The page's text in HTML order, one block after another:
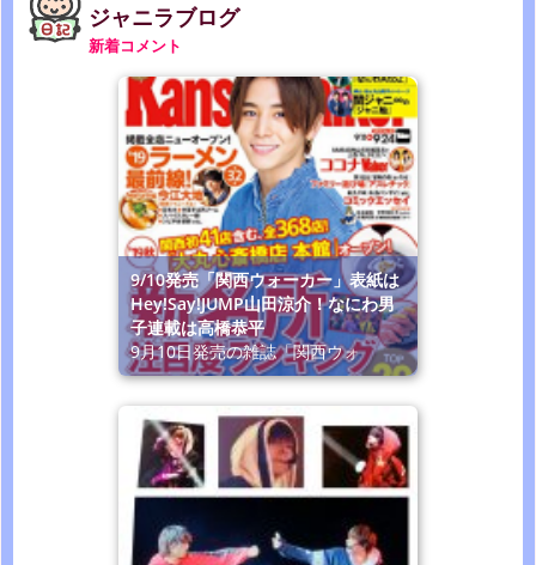
ジャニラブログ
新着コメント
9/10発売「関西ウォーカー」表紙は
Hey!Say!JUMP山田涼介！なにわ男
子連載は高橋恭平
9月10日発売の雑誌「関西ウォ